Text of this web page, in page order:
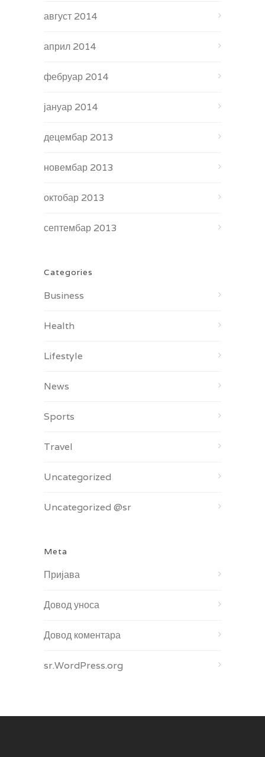
август 2014
април 2014
фебруар 2014
јануар 2014
децембар 2013
новембар 2013
октобар 2013
септембар 2013
Categories
Business
Health
Lifestyle
News
Sports
Travel
Uncategorized
Uncategorized @sr
Meta
Пријава
Довод уноса
Довод коментара
sr.WordPress.org